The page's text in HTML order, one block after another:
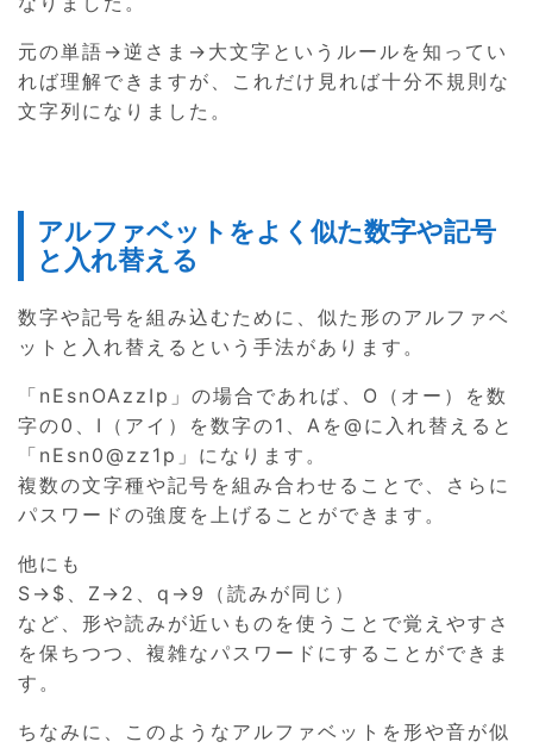
元の単語→逆さま→大文字というルールを知ってい
れば理解できますが、これだけ見れば十分不規則な
文字列になりました。
アルファベットをよく似た数字や記号
と入れ替える
数字や記号を組み込むために、似た形のアルファベ
ットと入れ替えるという手法があります。
「nEsnOAzzIp」の場合であれば、O（オー）を数
字の0、I（アイ）を数字の1、Aを@に入れ替えると
「nEsn0@zz1p」になります。
複数の文字種や記号を組み合わせることで、さらに
パスワードの強度を上げることができます。
他にも
S→$、Z→2、q→9（読みが同じ）
など、形や読みが近いものを使うことで覚えやすさ
を保ちつつ、複雑なパスワードにすることができま
す。
ちなみに、このようなアルファベットを形や音が似